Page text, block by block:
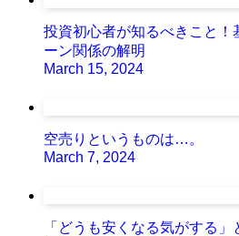
投資初心者が知るべきこと！
ーン関係の解明
March 15, 2024
空売りというものは…。
March 7, 2024
「どうも安くなる気がする